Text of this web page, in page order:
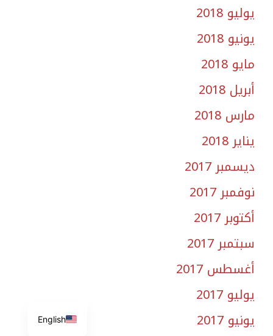
يوليو 2018
يونيو 2018
مايو 2018
أبريل 2018
مارس 2018
يناير 2018
ديسمبر 2017
نوفمبر 2017
أكتوبر 2017
سبتمبر 2017
أغسطس 2017
يوليو 2017
يونيو 2017
English